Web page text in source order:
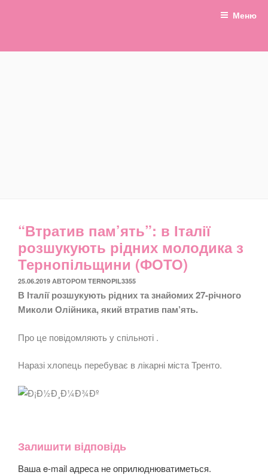
Меню
“Втратив пам’ять”: в Італії
розшукують рідних молодика з
Тернопільщини (ФОТО)
ОПУБЛІКОВАНО
25.06.2019 АВТОРОМ TERNOPIL3355
В Італії розшукують рідних та знайомих 27-річного
Миколи Олійника, який втратив пам’ять.
Про це повідомляють у спільноті .
Наразі хлопець перебуває в лікарні міста Тренто.
Залишити відповідь
Ваша e-mail адреса не оприлюднюватиметься.